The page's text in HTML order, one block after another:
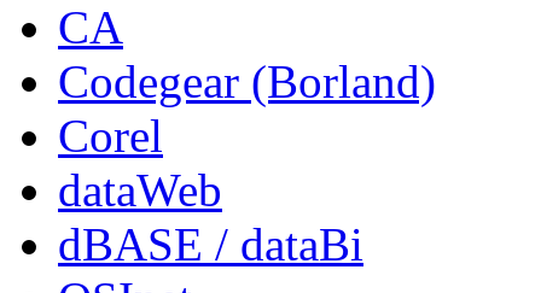
CA
Codegear (Borland)
Corel
dataWeb
dBASE / dataBi